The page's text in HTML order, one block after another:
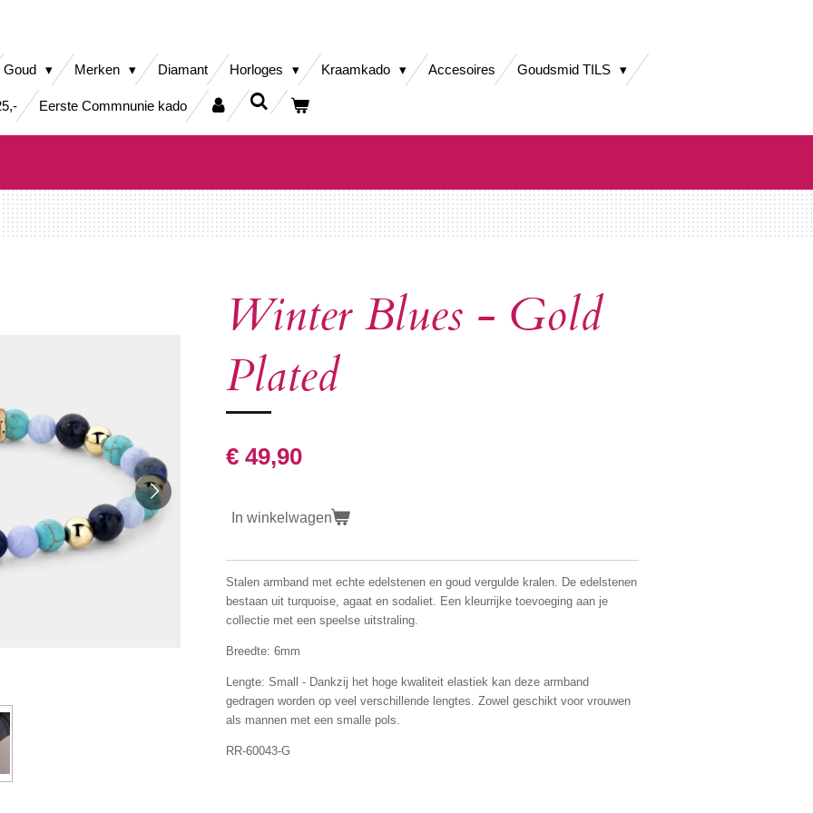
Goud Merken Diamant Horloges Kraamkado Accesoires Goudsmid TILS
Eerste Commnunie kado
Winter Blues - Gold
Plated
€ 49,90
In winkelwagen
Stalen armband met echte edelstenen en goud vergulde kralen. De edelstenen
bestaan uit turquoise, agaat en sodaliet. Een kleurrijke toevoeging aan je
collectie met een speelse uitstraling.
Breedte: 6mm
Lengte: Small - Dankzij het hoge kwaliteit elastiek kan deze armband
gedragen worden op veel verschillende lengtes. Zowel geschikt voor vrouwen
als mannen met een smalle pols.
RR-60043-G